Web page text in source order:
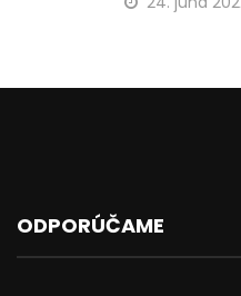
ODPORÚČAME